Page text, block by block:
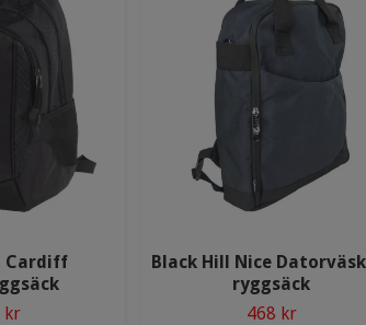
Cardiff
kr
Black Hill Nice
ryggsäck
468 kr